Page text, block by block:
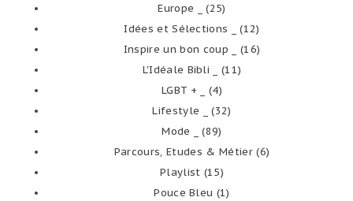
Europe _
(25)
Idées et Sélections _
(12)
Inspire un bon coup _
(16)
L'Idéale Bibli _
(11)
LGBT + _
(4)
Lifestyle _
(32)
Mode _
(89)
Parcours, Etudes & Métier(6)
Playlist (15)
Pouce Bleu (1)